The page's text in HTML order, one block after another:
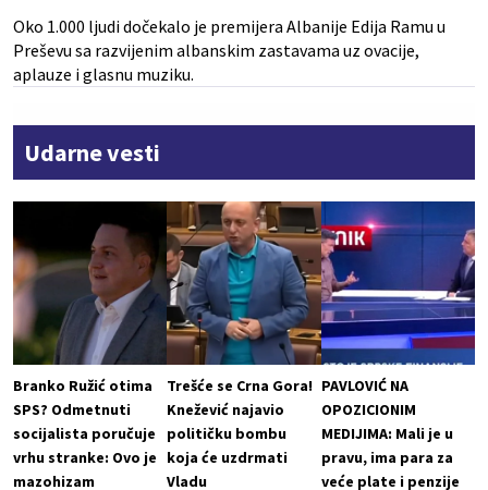
Oko 1.000 ljudi dočekalo je premijera Albanije Edija Ramu u
Preševu sa razvijenim albanskim zastavama uz ovacije,
aplauze i glasnu muziku.
Udarne vesti
Branko Ružić otima
SPS? Odmetnuti
socijalista poručuje
vrhu stranke: Ovo je
mazohizam
Trešće se Crna Gora!
Knežević najavio
političku bombu
koja će uzdrmati
Vladu
PAVLOVIĆ NA
OPOZICIONIM
MEDIJIMA: Mali je u
pravu, ima para za
veće plate i penzije